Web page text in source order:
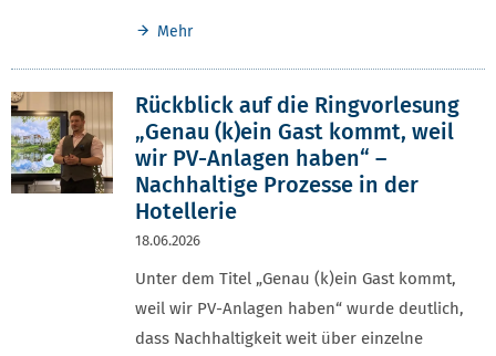
Mehr
Rückblick auf die Ringvorlesung
„Genau (k)ein Gast kommt, weil
wir PV-Anlagen haben“ –
Nachhaltige Prozesse in der
Hotellerie
18.06.2026
Unter dem Titel „Genau (k)ein Gast kommt,
weil wir PV-Anlagen haben“ wurde deutlich,
dass Nachhaltigkeit weit über einzelne